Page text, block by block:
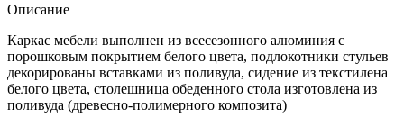
Описание
Каркас мебели выполнен из всесезонного алюминия с
порошковым покрытием белого цвета, подлокотники стульев
декорированы вставками из поливуда, сидение из текстилена
белого цвета, столешница обеденного стола изготовлена из
поливуда (древесно-полимерного композита)